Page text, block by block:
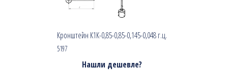
Кронштейн К1К-0,85-0,85-0,145-0,048 г.ц.
5197
Нашли дешевле?